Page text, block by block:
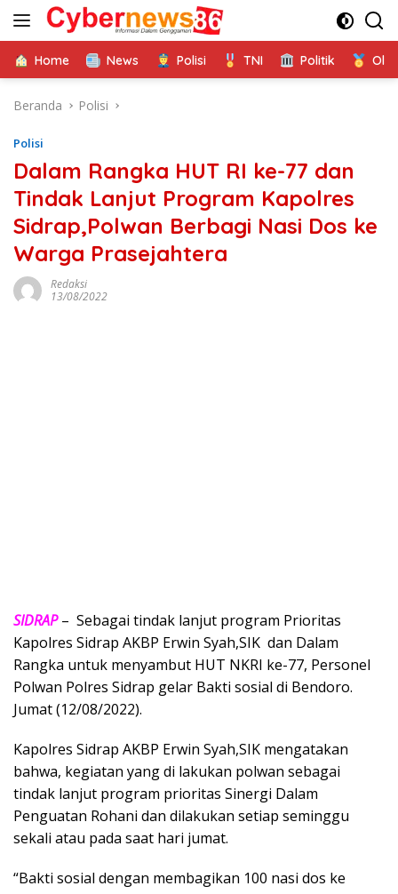
Langsung
Home News Polisi TNI Politik
Beranda Polisi
Polisi
Dalam Rangka HUT RI ke-77 dan
Tindak Lanjut Program Kapolres
Sidrap,Polwan Berbagi Nasi Dos ke
Warga Prasejahtera
Redaksi
13/08/2022
SIDRAP– Sebagai tindak lanjut program Prioritas
Kapolres Sidrap AKBP Erwin Syah,SIK dan Dalam
Rangka untuk menyambut HUT NKRI ke-77, Personel
Polwan Polres Sidrap gelar Bakti sosial di Bendoro.
Jumat (12/08/2022).
Kapolres Sidrap AKBP Erwin Syah,SIK mengatakan
bahwa, kegiatan yang di lakukan polwan sebagai
tindak lanjut program prioritas Sinergi Dalam
Penguatan Rohani dan dilakukan setiap seminggu
sekali atau pada saat hari jumat.
“Bakti sosial dengan membagikan 100 nasi dos ke